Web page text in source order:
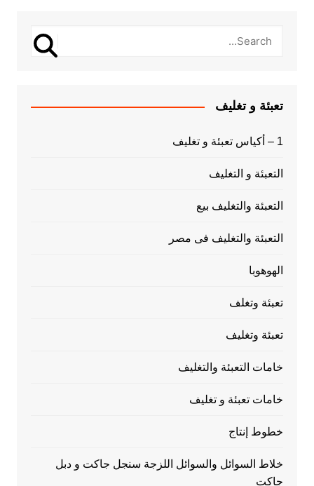
تعبئة و تغليف
1 – أكياس تعبئة و تغليف
التعبئة و التغليف
التعبئة والتغليف بيع
التعبئة والتغليف فى مصر
الهوهوبا
تعبئة وتغلف
تعبئة وتغليف
خامات التعبئة والتغليف
خامات تعبئة و تغليف
خطوط إنتاج
خلاط السوائل والسوائل اللزجة سنجل جاكت و دبل
جاكت